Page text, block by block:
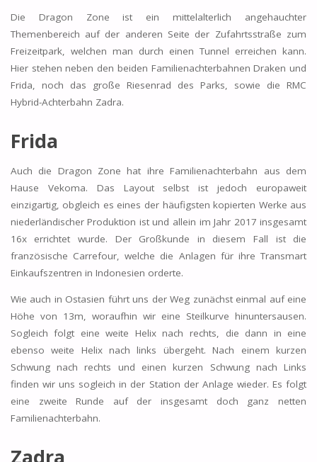
Die Dragon Zone ist ein mittelalterlich angehauchter
Themenbereich auf der anderen Seite der Zufahrtsstraße zum
Freizeitpark, welchen man durch einen Tunnel erreichen kann.
Hier stehen neben den beiden Familienachterbahnen Draken und
Frida, noch das große Riesenrad des Parks, sowie die RMC
Hybrid-Achterbahn Zadra.
Frida
Auch die Dragon Zone hat ihre Familienachterbahn aus dem
Hause Vekoma. Das Layout selbst ist jedoch europaweit
einzigartig, obgleich es eines der häufigsten kopierten Werke aus
niederländischer Produktion ist und allein im Jahr 2017 insgesamt
16x errichtet wurde. Der Großkunde in diesem Fall ist die
französische Carrefour, welche die Anlagen für ihre Transmart
Einkaufszentren in Indonesien orderte.
Wie auch in Ostasien führt uns der Weg zunächst einmal auf eine
Höhe von 13m, woraufhin wir eine Steilkurve hinuntersausen.
Sogleich folgt eine weite Helix nach rechts, die dann in eine
ebenso weite Helix nach links übergeht. Nach einem kurzen
Schwung nach rechts und einen kurzen Schwung nach Links
finden wir uns sogleich in der Station der Anlage wieder. Es folgt
eine zweite Runde auf der insgesamt doch ganz netten
Familienachterbahn.